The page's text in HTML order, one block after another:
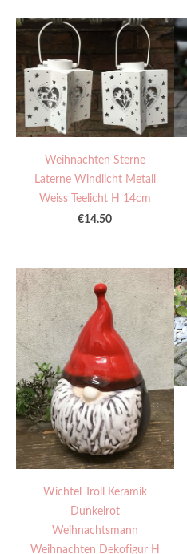
Weihnachten Sterne
Laterne Windlicht Metall
Weiss Teelicht H 14cm
€14.50
Wichtel Troll Keramik
Dunkelrot
Weihnachtsmann
Weihnachten Dekofigur H